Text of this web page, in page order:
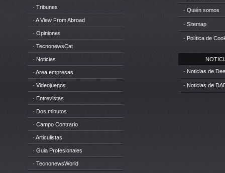
· Tribunes
· A View From Abroad
· Opiniones
· TecnonewsCat
· Noticias
· Area empresas
· Videojuegos
· Entrevistas
· Dos minutos
· Campo Contrario
· Articulistas
· Guia Profesionales
· TecnonewsWorld
· Quién somos
· Sitemap
· Política de
· Noticias de
· Noticias de